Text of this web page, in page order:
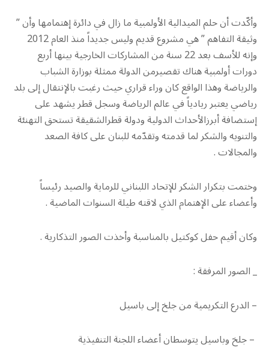
وأكّدت أن حلم الميدالية الأولمبية ما زال في دائرة إهتمامها وأن ”
وثيقة التفاهم ” هي مشروع قديم وليس جديداً منذ العام 2012
وإنه للأسف بعد 22 سنة من المشاركات الخارجية بينها أربع
دورات أولمبية هناك تقصيرمن الدولة ممثلة بوزارة الشباب
والرياضة وهذا الواقع كان وراء قراري حيث رغبت بالإنتقال إلى بلد
رياضي يعتبر ريادياً في عالم الرياضة وسجل قطر يشهد على
إستضافة أبرزالأحداث الدولية ودولة قطرالشقيقة تستحق التهنئة
والتنويه والشكر لما قدمته وتقدّمه للبنان على كافة الصعد
والمجالات .
وختمت بتكرار الشكر للإتحاد اللبناني للرماية والصيد رئيساً
وأعضاء على الإهتمام الذي لاقته طيلة السنوات الماضية .
وكان أقيم حفل كوكتيل بالمناسبة وأخذت الصور التذكارية .
_ الصور المرفقة :
– الدرع التكريمية من جلخ إلى باسيل
– جلخ وباسيل يتوسطان أعضاء اللجنة التنفيذية